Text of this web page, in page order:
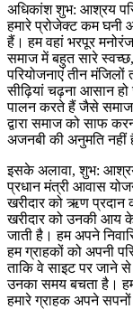
अधिकांश शुभ: आश्रय
हमारे प्रोजेक्ट कम घनी
हैं। हम वहां भरपूर
समाज में बहुत सारे
परियोजनाएं तीन
सीढ़ियां चढ़ना आसान
पालन करते हैं जैसे समाज
द्वारा समाज को साफ
अजनबी की अनुमति नहीं
इसके अलावा, शुभ:
प्रधान मंत्री आवास
खरीदार को ऋण
खरीदार को उनकी आय
जाती है। हम अपने
हम ग्राहकों को अपनी
ताकि वे साइट पर जाने
उनका समय बचता है।
हमारे ग्राहक अपने